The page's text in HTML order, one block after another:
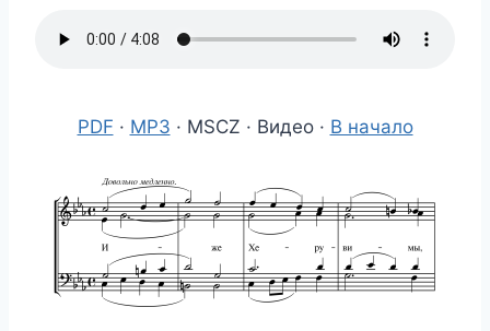
PDF · MP3 · MSCZ · Видео · В начало